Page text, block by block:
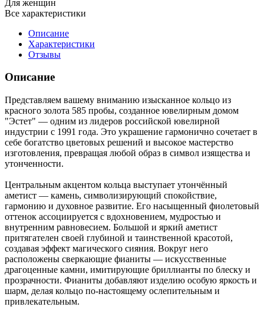
Для женщин
Все характеристики
Описание
Характеристики
Отзывы
Описание
Представляем вашему вниманию изысканное кольцо из
красного золота 585 пробы, созданное ювелирным домом
"Эстет" — одним из лидеров российской ювелирной
индустрии с 1991 года. Это украшение гармонично сочетает в
себе богатство цветовых решений и высокое мастерство
изготовления, превращая любой образ в символ изящества и
утонченности.
Центральным акцентом кольца выступает утончённый
аметист — камень, символизирующий спокойствие,
гармонию и духовное развитие. Его насыщенный фиолетовый
оттенок ассоциируется с вдохновением, мудростью и
внутренним равновесием. Большой и яркий аметист
притягателен своей глубиной и таинственной красотой,
создавая эффект магического сияния. Вокруг него
расположены сверкающие фианиты — искусственные
драгоценные камни, имитирующие бриллианты по блеску и
прозрачности. Фианиты добавляют изделию особую яркость и
шарм, делая кольцо по-настоящему ослепительным и
привлекательным.